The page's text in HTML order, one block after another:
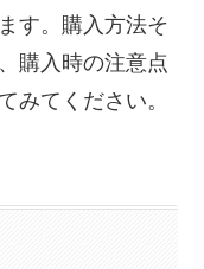
す。購入方法そ
購入時の注意点
みてください。